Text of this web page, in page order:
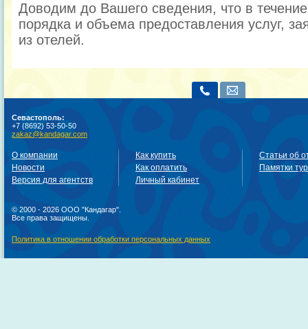
Доводим до Вашего сведения, что в
порядка и объема предоставления услуг,
из отелей.
Севастополь:
+7 (8692) 53-50-50
zakaz@kandagar.com
О компании
Новости
Версия для агентств
Как купить
Как оплатить
Личный кабинет
Статьи об
Памятки
© 2000 - 2026 ООО "Кандагар".
Все права защищены.
Политика в отношении обработки персональных данных